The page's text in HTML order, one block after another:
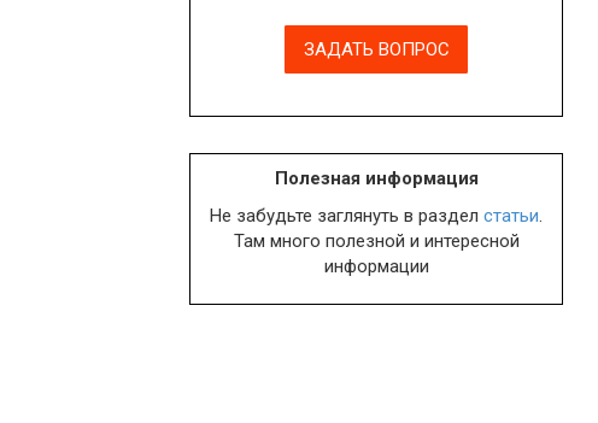
ЗАДАТЬ ВОПРОС
Полезная информация
Не забудьте заглянуть в раздел статьи.
Там много полезной и интересной
информации